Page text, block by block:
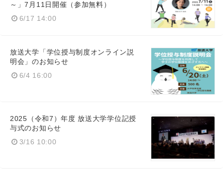
～」7月11日開催（参加無料）
6/17 14:00
放送大学「学位授与制度オンライン説
明会」のお知らせ
6/4 16:00
2025（令和7）年度 放送大学学位記授
与式のお知らせ
3/16 10:00